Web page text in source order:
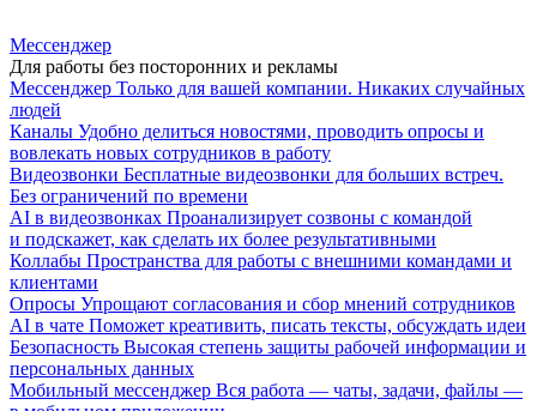
Мессенджер
Для работы без посторонних и рекламы
Мессенджер Только для вашей компании. Никаких случайных
людей
Каналы Удобно делиться новостями, проводить опросы и
вовлекать новых сотрудников в работу
Видеозвонки Бесплатные видеозвонки для больших встреч.
Без ограничений по времени
AI в видеозвонках Проанализирует созвоны с командой
и подскажет, как сделать их более результативными
Коллабы Пространства для работы с внешними командами и
клиентами
Опросы Упрощают согласования и сбор мнений сотрудников
AI в чате Поможет креативить, писать тексты, обсуждать идеи
Безопасность Высокая степень защиты рабочей информации и
персональных данных
Мобильный мессенджер Вся работа — чаты, задачи, файлы —